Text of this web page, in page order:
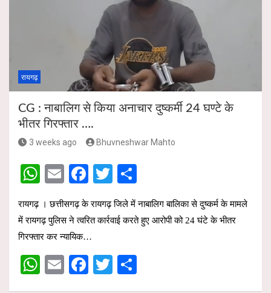
o
k
रायगढ़
CG : नाबालिग से किया अनाचार दुष्कर्मी 24 घण्टे के
भीतर गिरफ्तार ….
3 weeks ago Bhuvneshwar Mahto
W
at
s
A
p
E
ail
F
ce
o
o
T
wi
tt
er
ar
e
रायगढ़ । छत्तीसगढ़ के रायगढ़ जिले में नाबालिग बालिका से दुष्कर्म के मामले
में रायगढ़ पुलिस ने त्वरित कार्रवाई करते हुए आरोपी को 24 घंटे के भीतर
गिरफ्तार कर न्यायिक…
W E
F
T